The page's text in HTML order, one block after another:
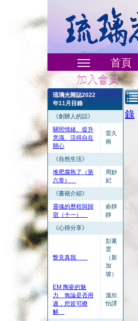
首頁
加入會員
琉璃光雜誌2022
年11月目錄
《創辦人的話》
關照情緒、提升
意識、活得自在
開心
雷久
南
《自然生活》
堆肥腐熟了（第
六章）
周妙
妃
《書籍介紹》
靈魂的歷程與歸
宿（十一）
俞靜
靜
《心得分享》
瞥見真我
彭素
雲
（新
加
坡）
EM 陶瓷的魅
力 無論是否用
過，您皆可瞭
解
溫欣
怡譯
錄